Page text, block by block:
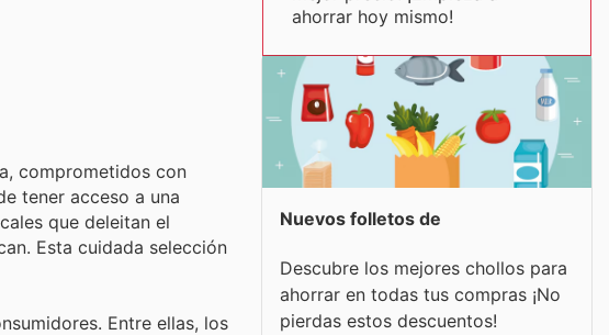
comprometidos con
tener acceso a una
que deleitan el
Esta cuidada selección
Entre ellas, los
ahorrar hoy mismo!
Nuevos folletos de
Descubre los mejores chollos para
ahorrar en todas tus compras ¡No
pierdas estos descuentos!